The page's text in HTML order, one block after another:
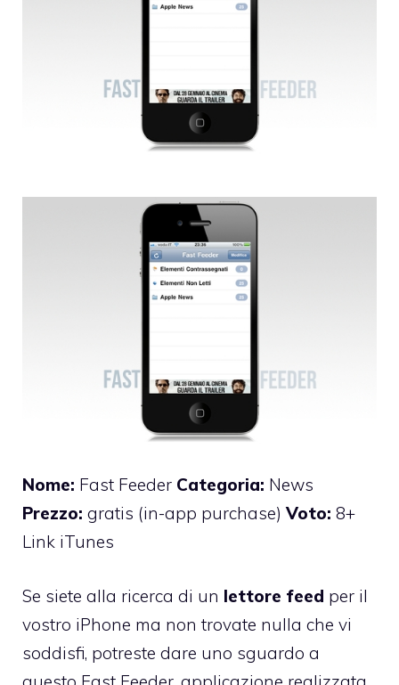
Nome: Fast Feeder Categoria: News
Prezzo: gratis (in-app purchase)Voto: 8+
Link iTunes
Se siete alla ricerca di un lettore feed per il
vostro iPhone ma non trovate nulla che vi
soddisfi, potreste dare uno sguardo a